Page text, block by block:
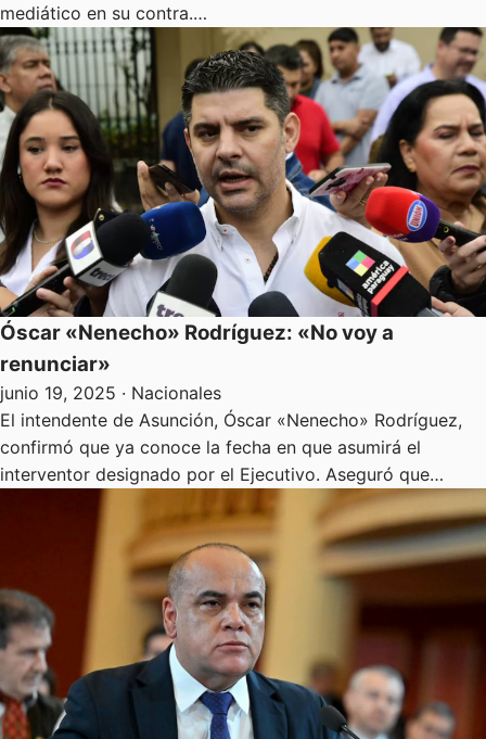
mediático en su contra.…
Óscar «Nenecho» Rodríguez: «No voy a
renunciar»
junio 19, 2025 · Nacionales
El intendente de Asunción, Óscar «Nenecho» Rodríguez,
confirmó que ya conoce la fecha en que asumirá el
interventor designado por el Ejecutivo. Aseguró que…